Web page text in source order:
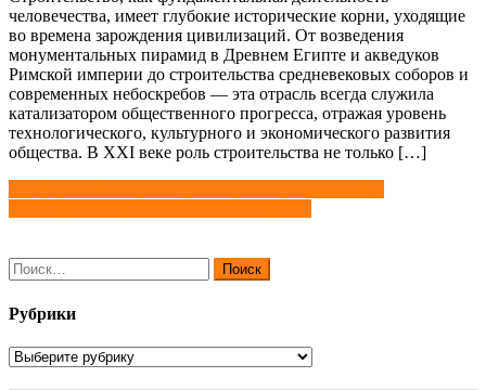
человечества, имеет глубокие исторические корни, уходящие
во времена зарождения цивилизаций. От возведения
монументальных пирамид в Древнем Египте и акведуков
Римской империи до строительства средневековых соборов и
современных небоскребов — эта отрасль всегда служила
катализатором общественного прогресса, отражая уровень
технологического, культурного и экономического развития
общества. В XXI веке роль строительства не только […]
Навигация
по
записям
Найти:
Рубрики
Рубрики